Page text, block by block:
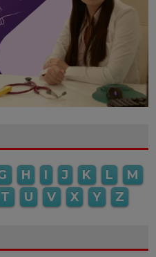
H I J K L
M
T U V X Y Z